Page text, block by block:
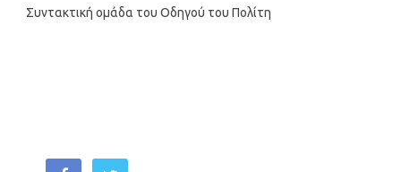
Συντακτική ομάδα του Οδηγού του Πολίτη